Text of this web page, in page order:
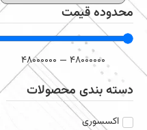
محدوده قیمت
48000000
—
48000000
دسته بندی محصولات
اکسسوری